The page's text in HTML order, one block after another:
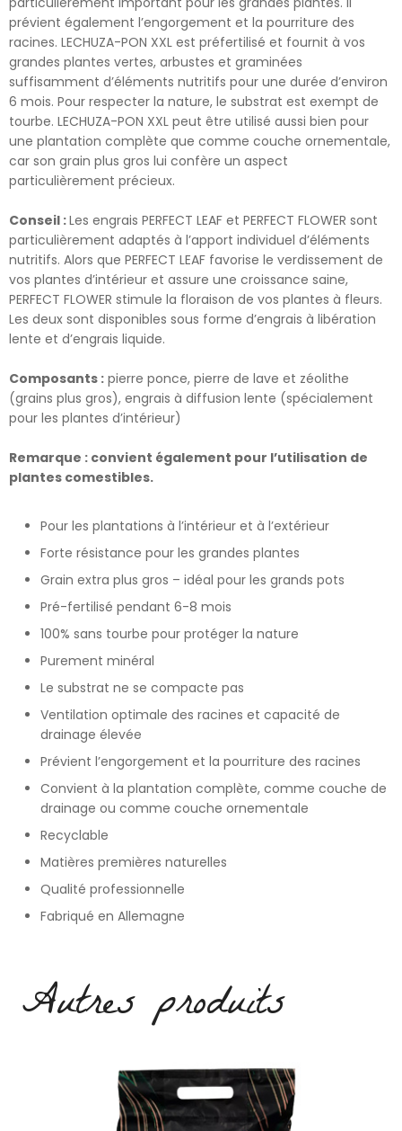
prévient également l’engorgement et la pourriture des
racines. LECHUZA-PON XXL est préfertilisé et fournit à vos
grandes plantes vertes, arbustes et graminées
suffisamment d’éléments nutritifs pour une durée d’environ
6 mois. Pour respecter la nature, le substrat est exempt de
tourbe. LECHUZA-PON XXL peut être utilisé aussi bien pour
une plantation complète que comme couche ornementale,
car son grain plus gros lui confère un aspect
particulièrement précieux.
Conseil :Les engrais PERFECT LEAF et PERFECT FLOWER sont
particulièrement adaptés à l’apport individuel d’éléments
nutritifs. Alors que PERFECT LEAF favorise le verdissement de
vos plantes d’intérieur et assure une croissance saine,
PERFECT FLOWER stimule la floraison de vos plantes à fleurs.
Les deux sont disponibles sous forme d’engrais à libération
lente et d’engrais liquide.
Composants : pierre ponce, pierre de lave et zéolithe
(grains plus gros), engrais à diffusion lente (spécialement
pour les plantes d’intérieur)
Remarque : convient également pour l’utilisation de
plantes comestibles.
Pour les plantations à l’intérieur et à l’extérieur
Forte résistance pour les grandes plantes
Grain extra plus gros – idéal pour les grands pots
Pré-fertilisé pendant 6-8 mois
100% sans tourbe pour protéger la nature
Purement minéral
Le substrat ne se compacte pas
Ventilation optimale des racines et capacité de
drainage élevée
Prévient l’engorgement et la pourriture des racines
Convient à la plantation complète, comme couche de
drainage ou comme couche ornementale
Recyclable
Matières premières naturelles
Qualité professionnelle
Fabriqué en Allemagne
Autres produits